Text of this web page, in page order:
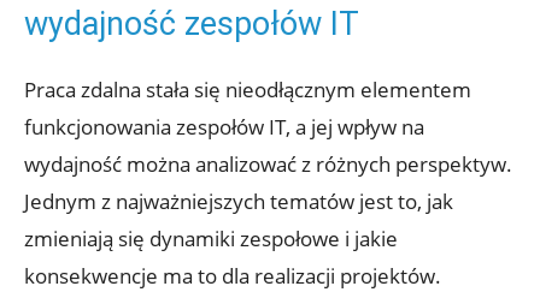
‍wydajność zespołów IT
Praca⁤ zdalna stała się nieodłącznym elementem
funkcjonowania ​zespołów IT, a jej wpływ na
wydajność można analizować z różnych perspektyw.⁣
Jednym z najważniejszych tematów jest‌ to, jak
zmieniają się ‍dynamiki⁤ zespołowe ⁢i jakie‌
konsekwencje ma to dla realizacji projektów.